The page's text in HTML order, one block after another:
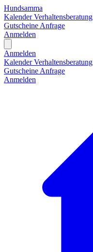
Hundsamma
KalenderVerhaltensberatung
Gutscheine Anfrage
Anmelden
Anmelden
KalenderVerhaltensberatung
Gutscheine Anfrage
Anmelden